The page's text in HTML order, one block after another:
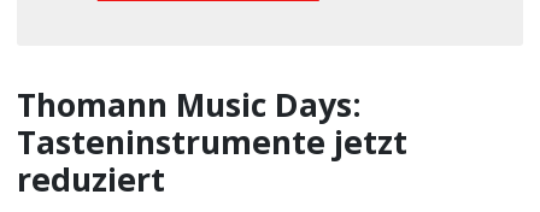
Thomann Music Days:
Tasteninstrumente jetzt
reduziert